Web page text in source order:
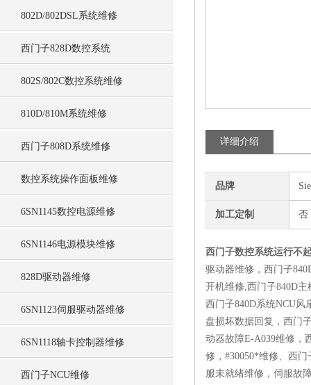
802D/802DSL系统维修
西门子828D数控系统
802S/802C数控系统维修
810D/810M系统维修
西门子808D系统维修
数控系统操作面板维修
6SN1145数控电源维修
6SN1146电源模块维修
828D驱动器维修
6SN1123伺服驱动器维修
6SN1118轴卡控制器维修
西门子NCU维修
详细介绍
品牌
加工定制 否
西门子数控系统运行不
驱动器维修，西门子
开机维修,西门子840D
西门子840D系统NCU
盘损坏数据回复，西门
动器故障E-A039维修，
修，#30050*维修、西门
服未就绪维修，伺服故